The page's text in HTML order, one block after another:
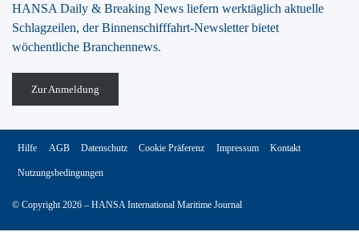
HANSA Daily & Breaking News liefern werktäglich aktuelle
Schlagzeilen, der Binnenschifffahrt-Newsletter bietet
wöchentliche Branchennews.
Zur Anmeldung
© Copyright 2026 – HANSA International Maritime Journal
Hilfe AGB Datenschutz Cookie Präferenz Impressum Kontakt
Nutzungsbedingungen